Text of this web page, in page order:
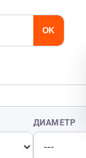
OK
ДИАМЕТР